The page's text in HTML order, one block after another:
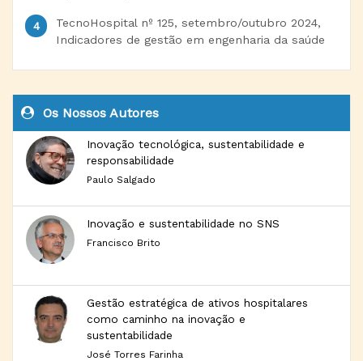
TecnoHospital nº 125, setembro/outubro 2024,
Indicadores de gestão em engenharia da saúde
Os Nossos Autores
Inovação tecnológica, sustentabilidade e
responsabilidade
Paulo Salgado
Inovação e sustentabilidade no SNS
Francisco Brito
Gestão estratégica de ativos hospitalares
como caminho na inovação e
sustentabilidade
José Torres Farinha